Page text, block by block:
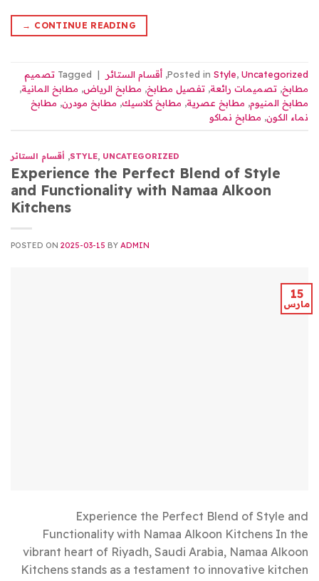
CONTINUE READING
→
Posted in Style, Uncategorized
, أقسام الستائر |
Tagged تصميم
مطابخ, تصميمات رائعة, تفصيل مطابخ, مطابخ الرياض, مطابخ المانية,
مطابخ المنيوم, مطابخ عصرية, مطابخ كلاسيك, مطابخ مودرن, مطابخ
نماء الكون, مطابخ نماكو
STYLE, UNCATEGORIZED
, أقسام الستائر
Experience the Perfect Blend of Style
and Functionality with Namaa Alkoon
Kitchens
POSTED ON 2025-03-15 BY ADMIN
15
مارس
Experience the Perfect Blend of Style and
Functionality with Namaa Alkoon Kitchens In the
vibrant heart of Riyadh, Saudi Arabia, Namaa Alkoon
Kitchens stands as a testament to innovative kitchen